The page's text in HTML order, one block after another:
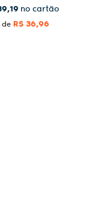
de R$ 36,96